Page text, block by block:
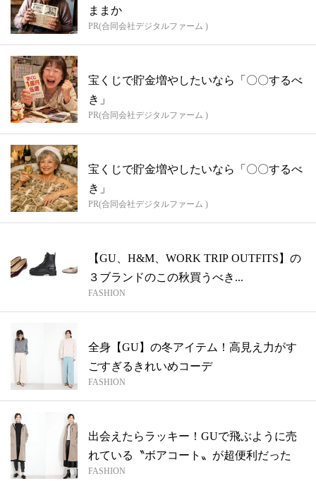
ままか
PR(合同会社デジタルファーム )
宝くじで貯金増やしたいなら「〇〇するべ
き」
PR(合同会社デジタルファーム )
宝くじで貯金増やしたいなら「〇〇するべ
き」
PR(合同会社デジタルファーム )
【GU、H&M、WORK TRIP OUTFITS】の
３ブランドのこの秋買うべき...
FASHION
全身【GU】の冬アイテム！高見え力がす
ごすぎるきれいめコーデ
FASHION
出会えたらラッキー！GUで飛ぶように売
れている〝ボアコート〟が超便利だった
FASHION